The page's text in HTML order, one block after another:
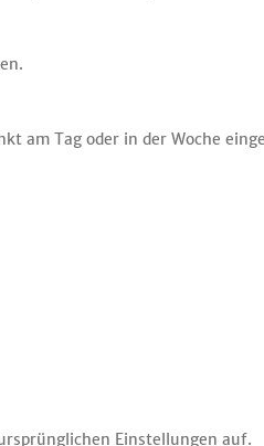
am Tag oder in der Woche
Einstellungen auf.